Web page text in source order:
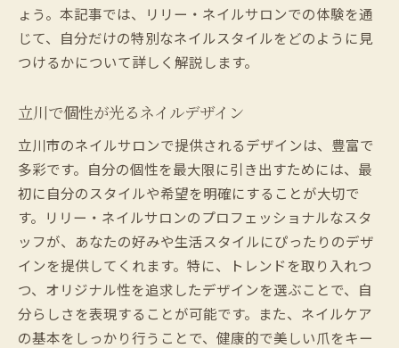
ょう。本記事では、リリー・ネイルサロンでの体験を通
じて、自分だけの特別なネイルスタイルをどのように見
つけるかについて詳しく解説します。
立川で個性が光るネイルデザイン
立川市のネイルサロンで提供されるデザインは、豊富で
多彩です。自分の個性を最大限に引き出すためには、最
初に自分のスタイルや希望を明確にすることが大切で
す。リリー・ネイルサロンのプロフェッショナルなスタ
ッフが、あなたの好みや生活スタイルにぴったりのデザ
インを提供してくれます。特に、トレンドを取り入れつ
つ、オリジナル性を追求したデザインを選ぶことで、自
分らしさを表現することが可能です。また、ネイルケア
の基本をしっかり行うことで、健康的で美しい爪をキー